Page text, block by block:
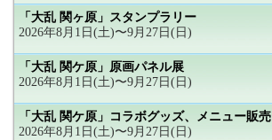
「大乱 関ヶ原」スタンプラリー
2026年8月1日(土)〜9月27日(日)
「大乱 関ケ原」原画パネル展
2026年8月1日(土)〜9月27日(日)
「大乱 関ケ原」コラボグッズ、メニュー販売
2026年8月1日(土)〜9月27日(日)